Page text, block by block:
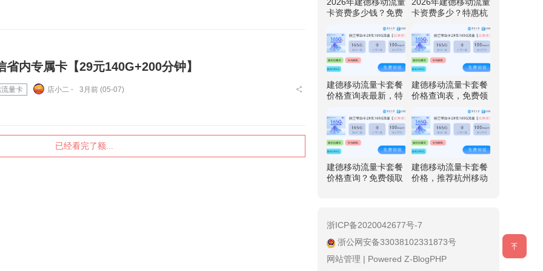
省内专属卡【29元140G+200分钟】
量卡 店小二 ⋅ 3月前 (05-07)
已经看完了额...
2026年建德移动流量
卡资费多少钱？免费
29元享165G流量
2026年建德移动流量
卡资费多少？特惠杭
165G流量
建德移动流量卡套餐
价格查询表最新，特
元享165G流量
建德移动流量卡套餐
价格查询表，免费领
元享165G流量
建德移动流量卡套餐
价格查询？免费领取
建德移动流量卡套餐
价格，推荐杭州移动
浙ICP备2020042677号-7
浙公网安备33038102331873号
网站管理 | Powered Z-BlogPHP